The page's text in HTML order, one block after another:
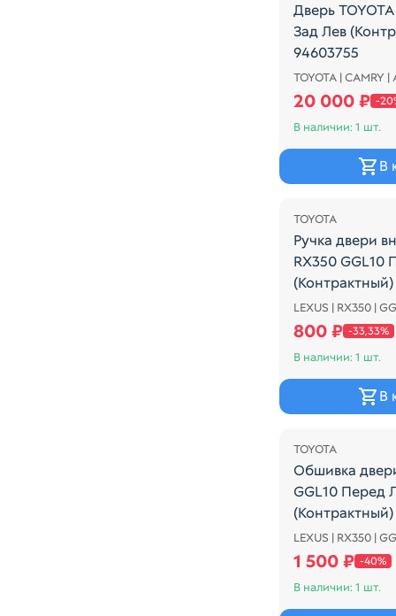
Дверь
Зад Лев
94603755
Дверь
TOYOTA | CAMRY |
20 000 ₽ -
В наличии: 1 шт.
В
Распродажа
TOYOTA
Ручка двери
RX350 GGL10
Ручка двери
LEXUS | RX350 |
800 ₽ -33,33%
В наличии: 1 шт.
В
Распродажа
TOYOTA
Обшивка
GGL10 Перед
Обшивка
LEXUS | RX350 |
1 500 ₽ -40%
В наличии: 1 шт.